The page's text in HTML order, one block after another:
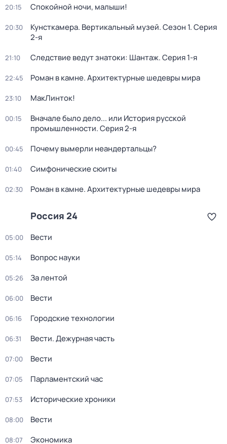
20:15 Спокойной ночи, малыши!
20:30 Кунсткамера. Вертикальный музей. Сезон 1. Серия
2-я
21:10 Следствие ведут знатоки: Шантаж. Серия 1-я
22:45 Роман в камне. Архитектурные шедевры мира
23:10 МакЛинток!
00:15
Вначале было дело... или История русской
промышленности. Серия 2-я
00:45 Почему вымерли неандертальцы?
01:40 Симфонические сюиты
02:30 Роман в камне. Архитектурные шедевры мира
Россия 24
05:00 Вести
05:14 Вопрос науки
05:26 За лентой
06:00 Вести
06:16 Городские технологии
06:31 Вести. Дежурная часть
07:00 Вести
07:05 Парламентский час
07:53 Исторические хроники
08:00 Вести
08:07 Экономика